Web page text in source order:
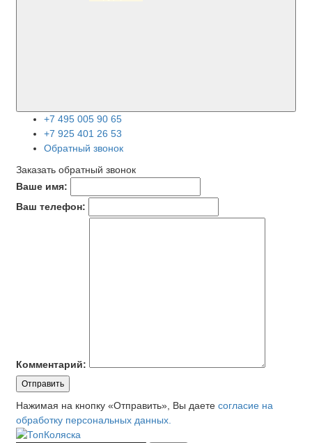
+7 495 005 90 65
+7 925 401 26 53
Обратный звонок
Заказать обратный звонок
Ваше имя:
Ваш телефон:
Комментарий:
Отправить
Нажимая на кнопку «Отправить», Вы даете согласие на
обработку персональных данных.